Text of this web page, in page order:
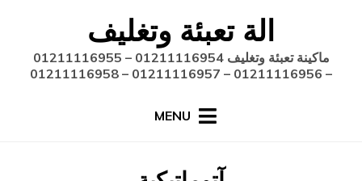
content
الة تعبئة وتغليف
ماكينة تعبئة وتغليف 01211116954 – 01211116955
– 01211116956 – 01211116957 – 01211116958
MENU